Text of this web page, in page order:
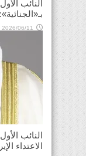
2026/06/11
النائب
الاعتداء